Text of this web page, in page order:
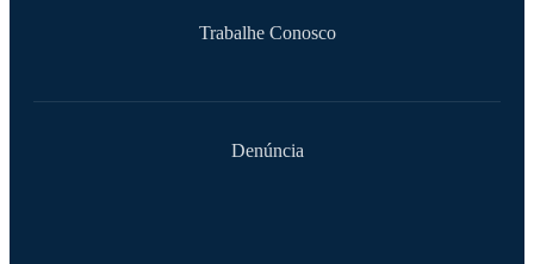
Trabalhe Conosco
Denúncia